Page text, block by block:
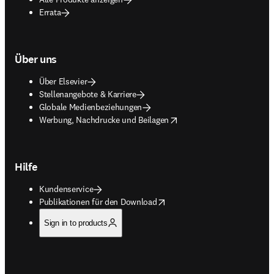
Errata
Über uns
Über Elsevier
Stellenangebote & Karriere
Globale Medienbeziehungen
Werbung, Nachdrucke und Beilagen
opens in new tab/window
Hilfe
Kundenservice
Publikationen für den Download
opens in new tab/window
Sign in to products